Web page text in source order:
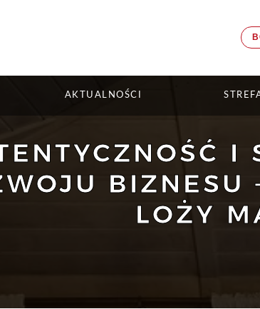
AKTUALNOŚCI
I
BIZNESU
LOŻY